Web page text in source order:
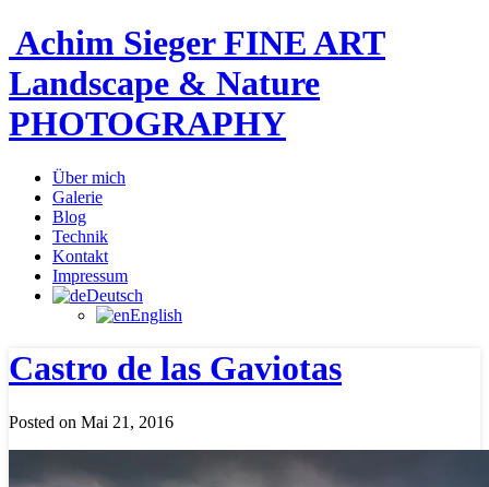
Achim Sieger FINE ART
Landscape & Nature
PHOTOGRAPHY
Über mich
Galerie
Blog
Technik
Kontakt
Impressum
Deutsch
English
Castro de las Gaviotas
Posted on Mai 21, 2016